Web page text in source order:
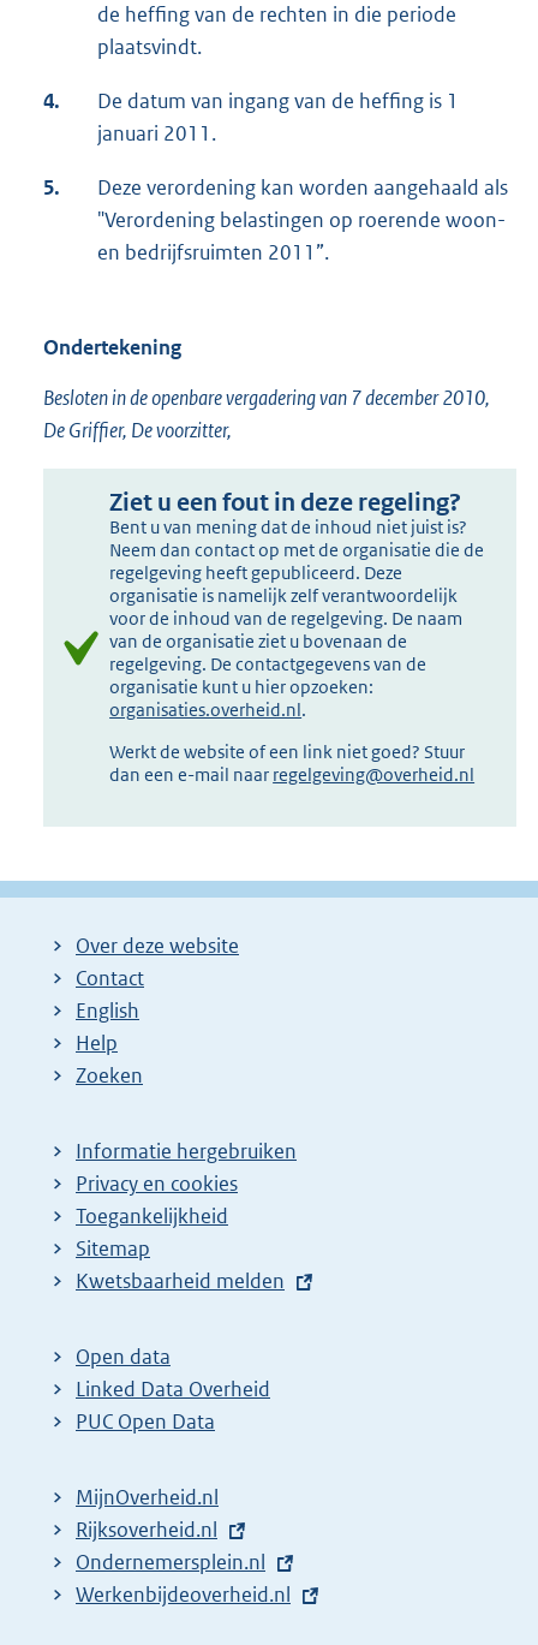
de heffing van de rechten in die periode
plaatsvindt.
4.
De datum van ingang van de heffing is 1
januari 2011.
5.
Deze verordening kan worden aangehaald als
"Verordening belastingen op roerende woon-
en bedrijfsruimten 2011”.
Ondertekening
Besloten in de openbare vergadering van 7 december 2010,
De Griffier, De voorzitter,
Ziet u een fout in deze regeling?
Bent u van mening dat de inhoud niet juist is?
Neem dan contact op met de organisatie die de
regelgeving heeft gepubliceerd. Deze
organisatie is namelijk zelf verantwoordelijk
voor de inhoud van de regelgeving. De naam
van de organisatie ziet u bovenaan de
regelgeving. De contactgegevens van de
organisatie kunt u hier opzoeken:
organisaties.overheid.nl.
Werkt de website of een link niet goed? Stuur
dan een e-mail naar regelgeving@overheid.nl
Over deze website
Contact
English
Help
Zoeken
Informatie hergebruiken
Privacy en cookies
Toegankelijkheid
Sitemap
E
t
e
r
l
i
n
k
Kwetsbaarheid melden
Open data
Linked Data Overheid
PUC Open Data
MijnOverheid.nl
E
x
t
Rijksoverheid.nl
E
x
Ondernemersplein.nl
E
Werkenbijdeoverheid.nl